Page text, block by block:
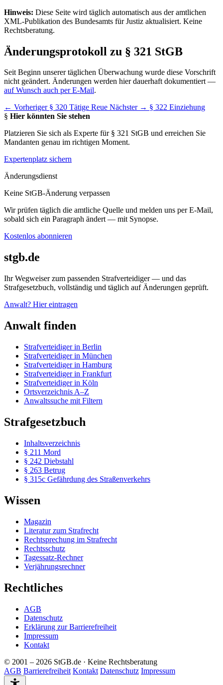
Hinweis: Diese Seite wird täglich automatisch aus der amtlichen
XML-Publikation des Bundesamts für Justiz aktualisiert. Keine
Rechtsberatung.
Änderungsprotokoll zu § 321 StGB
Seit Beginn unserer täglichen Überwachung wurde diese Vorschrift
nicht geändert. Änderungen werden hier dauerhaft dokumentiert —
auf Wunsch auch per E-Mail.
← Vorheriger § 320 Tätige Reue Nächster → § 322 Einziehung
§ Hier könnten Sie stehen
Platzieren Sie sich als Experte für § 321 StGB und erreichen Sie
Mandanten genau im richtigen Moment.
Expertenplatz sichern
Änderungsdienst
Keine StGB-Änderung verpassen
Wir prüfen täglich die amtliche Quelle und melden uns per E-Mail,
sobald sich ein Paragraph ändert — mit Synopse.
Kostenlos abonnieren
stgb.de
Ihr Wegweiser zum passenden Strafverteidiger — und das
Strafgesetzbuch, vollständig und täglich auf Änderungen geprüft.
Anwalt? Hier eintragen
Anwalt finden
Strafverteidiger in Berlin
Strafverteidiger in München
Strafverteidiger in Hamburg
Strafverteidiger in Frankfurt
Strafverteidiger in Köln
Ortsverzeichnis A–Z
Anwaltssuche mit Filtern
Strafgesetzbuch
Inhaltsverzeichnis
§ 211 Mord
§ 242 Diebstahl
§ 263 Betrug
§ 315c Gefährdung des Straßenverkehrs
Wissen
Magazin
Literatur zum Strafrecht
Rechtsprechung im Strafrecht
Rechtsschutz
Tagessatz-Rechner
Verjährungsrechner
Rechtliches
AGB
Datenschutz
Erklärung zur Barrierefreiheit
Impressum
Kontakt
© 2001 – 2026 StGB.de · Keine Rechtsberatung
AGB Barrierefreiheit Kontakt Datenschutz Impressum